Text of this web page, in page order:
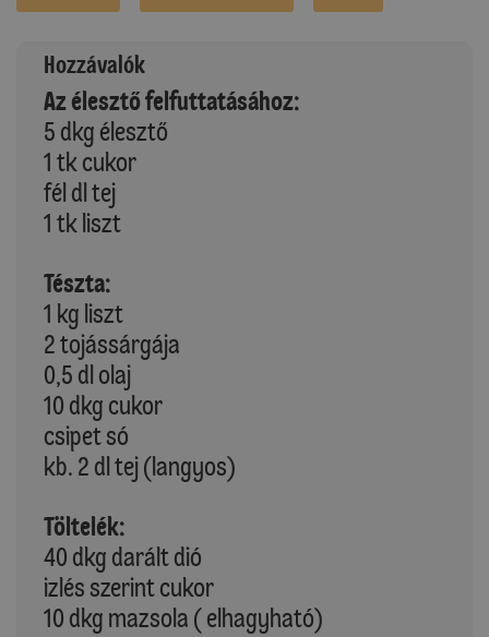
Hozzávalók
Az élesztő felfuttatásához:
5 dkg élesztő
1 tk cukor
fél dl tej
1 tk liszt
Tészta:
1 kg liszt
2 tojássárgája
0,5 dl olaj
10 dkg cukor
csipet só
kb. 2 dl tej (langyos)
Töltelék:
40 dkg darált dió
izlés szerint cukor
10 dkg mazsola ( elhagyható)